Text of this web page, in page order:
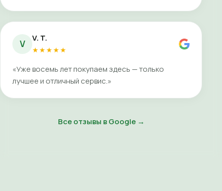
V V. T.
★★★★★
«Уже восемь лет покупаем здесь — только
лучшее и отличный сервис.»
Все отзывы в Google →